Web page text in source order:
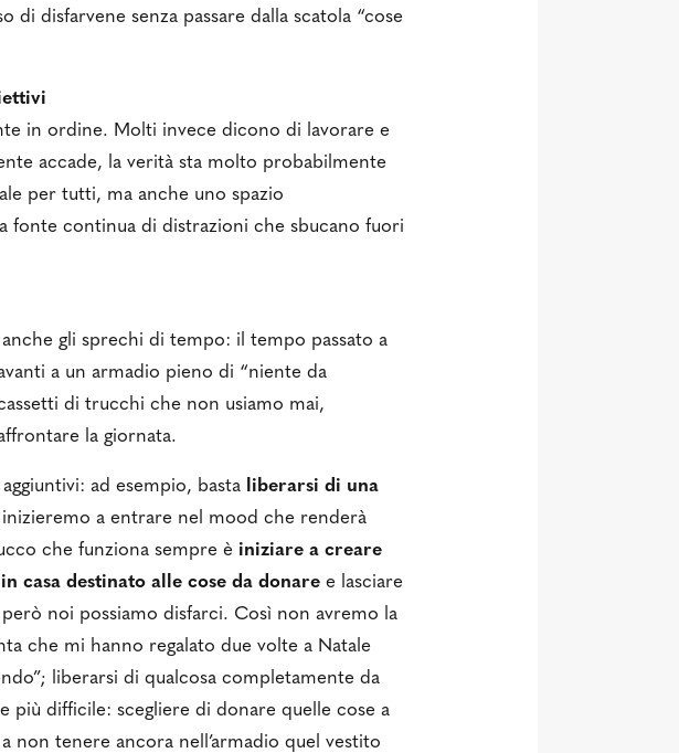
disfarvene senza passare dalla scatola “cose
in ordine. Molti invece dicono di lavorare e
accade, la verità sta molto probabilmente
per tutti, ma anche uno spazio
fonte continua di distrazioni che sbucano fuori
gli sprechi di tempo: il tempo passato a
a un armadio pieno di “niente da
di trucchi che non usiamo mai,
la giornata.
ad esempio, basta
liberarsi di una
a entrare nel mood che renderà
che funziona sempre è iniziare a creare
casa destinato alle cose da donare e lasciare
noi possiamo disfarci. Così non avremo la
che mi hanno regalato due volte a Natale
liberarsi di qualcosa completamente da
più difficile: scegliere di donare quelle cose a
tenere ancora nell’armadio quel vestito